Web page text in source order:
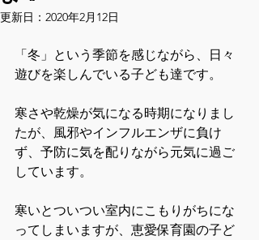
更新日： 2020年2月12日
「冬」という季節を感じながら、日々
遊びを楽しんでいる子ども達です。
寒さや乾燥が気になる時期になりまし
たが、風邪やインフルエンザに負け
ず、予防に気を配りながら元気に過ご
しています。
寒いとついつい室内にこもりがちにな
ってしまいますが、恵愛保育園の子ど